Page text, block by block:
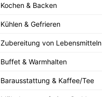
Kochen & Backen
Kühlen & Gefrieren
Zubereitung von Lebensmitteln
Buffet & Warmhalten
Barausstattung & Kaffee/Tee